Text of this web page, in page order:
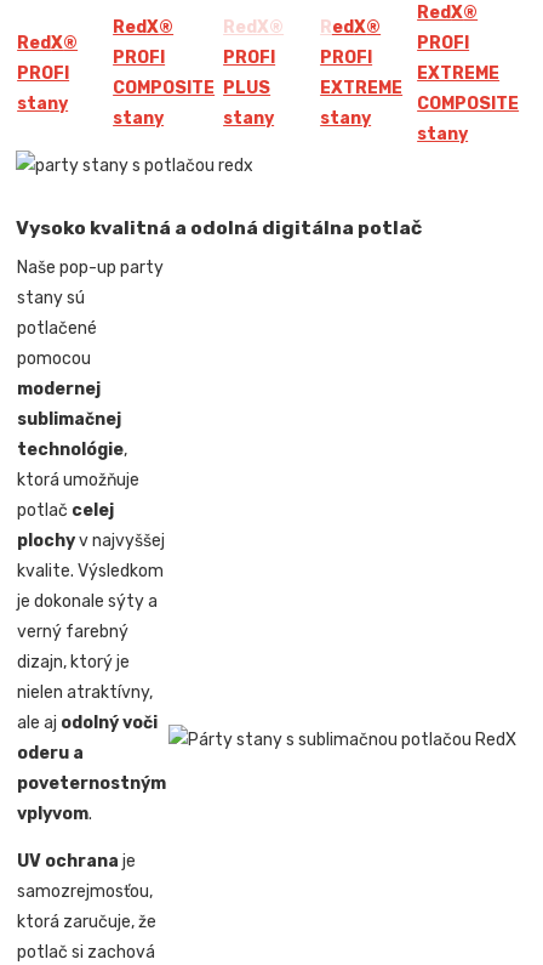
RedX®
PROFI
stany
RedX®
PROFI
COMPOSITE
stany
RedX®
PROFI
PLUS
stany
RedX®
PROFI
EXTREME
stany
RedX®
PROFI
EXTREME
COMPOSITE
stany
Vysoko kvalitná a odolná digitálna potlač
Naše pop-up party
stany sú
potlačené
pomocou
modernej
sublimačnej
technológie,
ktorá umožňuje
potlač celej
plochyv najvyššej
kvalite. Výsledkom
je dokonale sýty a
verný farebný
dizajn, ktorý je
nielen atraktívny,
ale aj odolný voči
oderu a
poveternostným
vplyvom.
UV ochrana je
samozrejmosťou,
ktorá zaručuje, že
potlač si zachová